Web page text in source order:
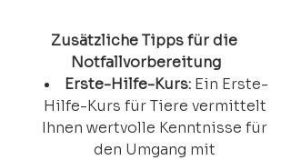
Zusätzliche Tipps für die
Notfallvorbereitung
Erste-Hilfe-Kurs: Ein Erste-
Hilfe-Kurs für Tiere vermittelt
Ihnen wertvolle Kenntnisse für
den Umgang mit